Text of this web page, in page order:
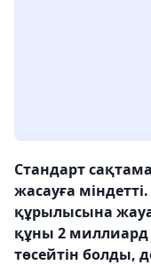
Стандарт
жасауға
құрылысына
құны 2 миллиард
төсейтін болды,